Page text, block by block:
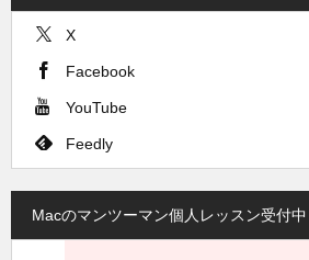
X
Facebook
YouTube
Feedly
Macのマンツーマン個人レッスン受付中